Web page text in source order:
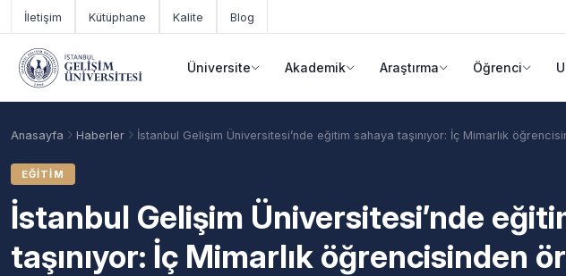
Ana içeriğe geç
İletişim Kütüphane Kalite Blog
Üniversite Akademik Araştırma Öğrenci
Anasayfa Haberler İstanbul Gelişim Üniversitesi’nde eğitim sahaya taşınıyor: İç Mimarlık
EĞITIM
İstanbul Gelişim Üniversitesi’nde
taşınıyor: İç Mimarlık öğrencisinden